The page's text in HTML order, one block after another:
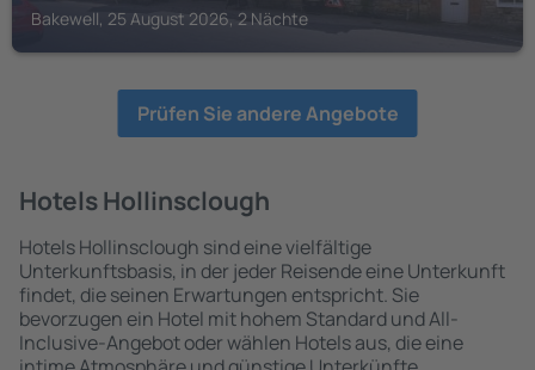
Bakewell, 25 August 2026, 2 Nächte
Prüfen Sie andere Angebote
Hotels Hollinsclough
Hotels Hollinsclough sind eine vielfältige
Unterkunftsbasis, in der jeder Reisende eine Unterkunft
findet, die seinen Erwartungen entspricht. Sie
bevorzugen ein Hotel mit hohem Standard und All-
Inclusive-Angebot oder wählen Hotels aus, die eine